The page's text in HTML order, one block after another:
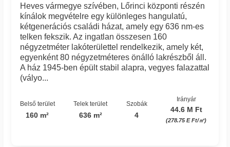
Heves vármegye szívében, Lőrinci központi részén
kínálok megvételre egy különleges hangulatú,
kétgenerációs családi házat, amely egy 636 nm-es
telken fekszik. Az ingatlan összesen 160
négyzetméter lakóterülettel rendelkezik, amely két,
egyenként 80 négyzetméteres önálló lakrészből áll.
A ház 1945-ben épült stabil alapra, vegyes falazattal
(vályo...
Belső terület
160 m²
Telek terület
636 m²
Szobák
4
Irányár
44.6 M Ft
(278.75 E Ft/㎡)